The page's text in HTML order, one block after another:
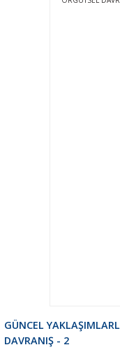
GÜNCEL
DAVRANIŞ - 2